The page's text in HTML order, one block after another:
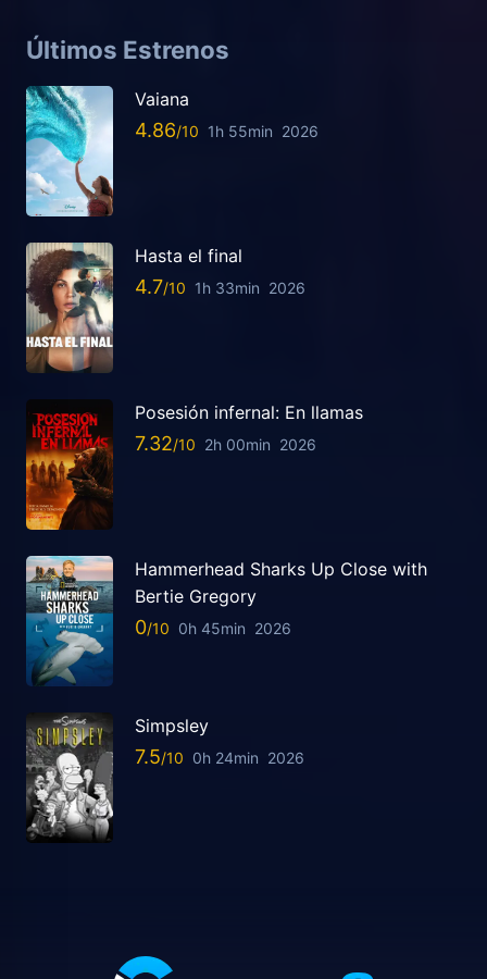
Últimos Estrenos
Vaiana
4.86 1h 55min 2026
Hasta el final
4.7 1h 33min 2026
Posesión infernal: En llamas
7.32 2h 00min 2026
Hammerhead Sharks Up Close with
Bertie Gregory
0 0h 45min 2026
Simpsley
7.5 0h 24min 2026